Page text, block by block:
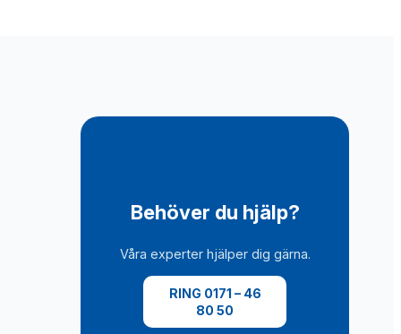
Behöver du hjälp?
Våra experter hjälper dig gärna.
RING 0171 – 46
80 50